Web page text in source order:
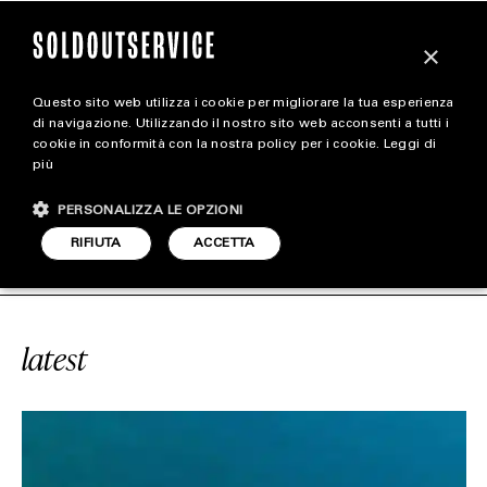
magazine
STYLE
FOOTWEAR
#IDROMASSAGGIO
latest
×
Questo sito web utilizza i cookie per migliorare la tua esperienza
di navigazione. Utilizzando il nostro sito web acconsenti a tutti i
cookie in conformità con la nostra policy per i cookie. Leggi di
più
ACCETTA
RIFIUTA
PERSONALIZZA LE OPZIONI